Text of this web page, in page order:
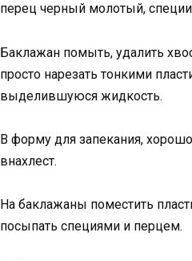
перец черный молотый,
Баклажан помыть, удалить
просто нарезать тонкими
выделившуюся жидкость.
В форму для запекания,
внахлест.
На баклажаны поместить
посыпать специями и перцем.